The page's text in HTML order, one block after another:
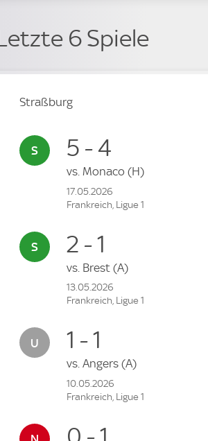
6 Spiele
Straßburg
5 - 4
vs. Monaco (H)
17.05.2026
Frankreich, Ligue 1
2 - 1
vs. Brest (A)
13.05.2026
Frankreich, Ligue 1
1 - 1
vs. Angers (A)
10.05.2026
Frankreich, Ligue 1